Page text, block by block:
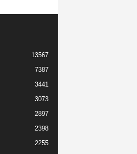
13567
7387
3441
3073
2897
2398
2255